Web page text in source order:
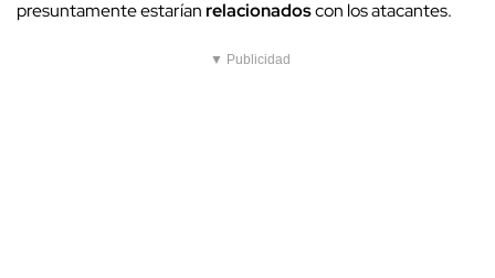
presuntamente estaríanrelacionadoscon los atacantes.
▼ Publicidad